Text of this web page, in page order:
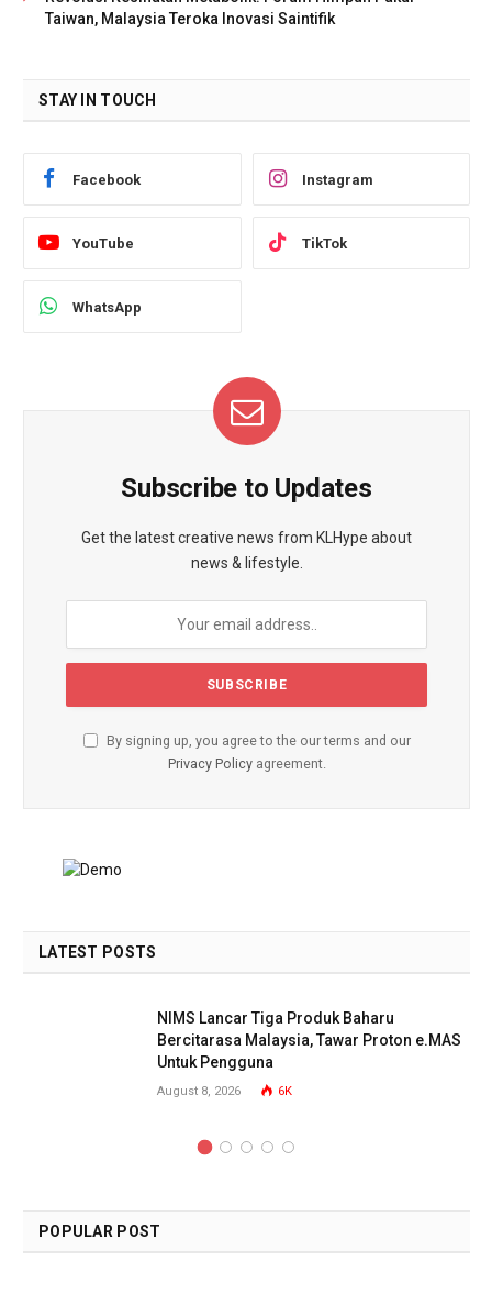
Taiwan, Malaysia Teroka Inovasi Saintifik
STAY IN TOUCH
Facebook Instagram
YouTube TikTok
WhatsApp
Subscribe to Updates
Get the latest creative news from KLHype about
news & lifestyle.
By signing up, you agree to the our terms and our
Privacy Policyagreement.
LATEST POSTS
NIMS Lancar Tiga Produk Baharu
Bercitarasa Malaysia, Tawar Proton e.MAS
Untuk Pengguna
August 8, 2026 6K
POPULAR POST